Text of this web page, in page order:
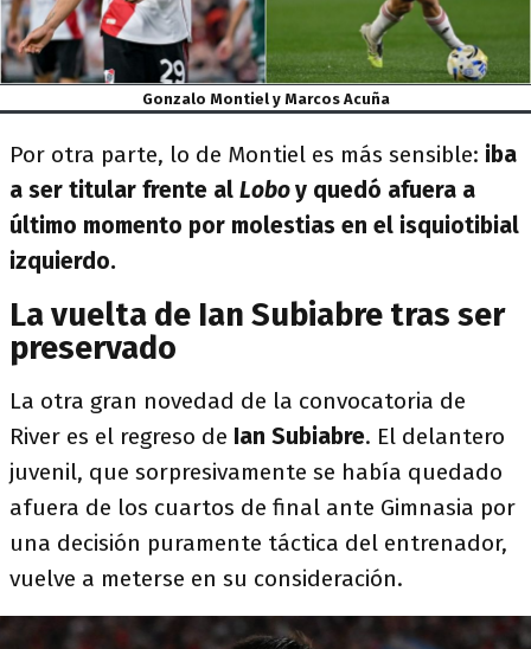
Gonzalo Montiel y Marcos Acuña
Por otra parte, lo de Montiel es más sensible: iba
a ser titular frente al Loboy quedó afuera a
último momento por molestias en el isquiotibial
izquierdo.
La vuelta de Ian Subiabre tras ser
preservado
La otra gran novedad de la convocatoria de
River es el regreso de Ian Subiabre. El delantero
juvenil, que sorpresivamente se había quedado
afuera de los cuartos de final ante Gimnasia por
una decisión puramente táctica del entrenador,
vuelve a meterse en su consideración.